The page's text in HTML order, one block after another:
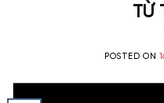
TỪ
POSTED ON